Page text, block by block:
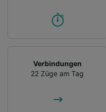
Verbindungen
22 Züge am Tag